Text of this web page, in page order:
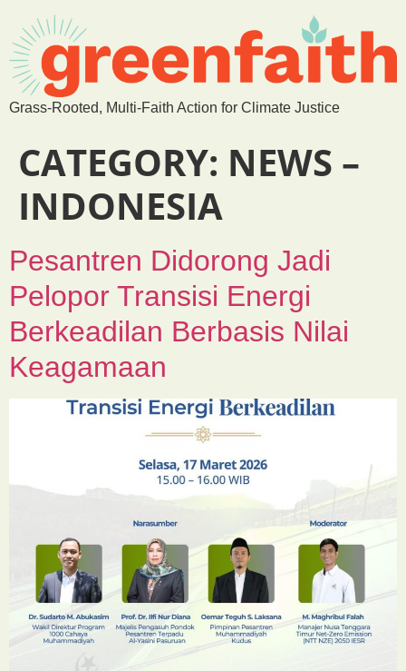
Grass-Rooted, Multi-Faith Action for Climate Justice
CATEGORY: NEWS –
INDONESIA
Pesantren Didorong Jadi
Pelopor Transisi Energi
Berkeadilan Berbasis Nilai
Keagamaan